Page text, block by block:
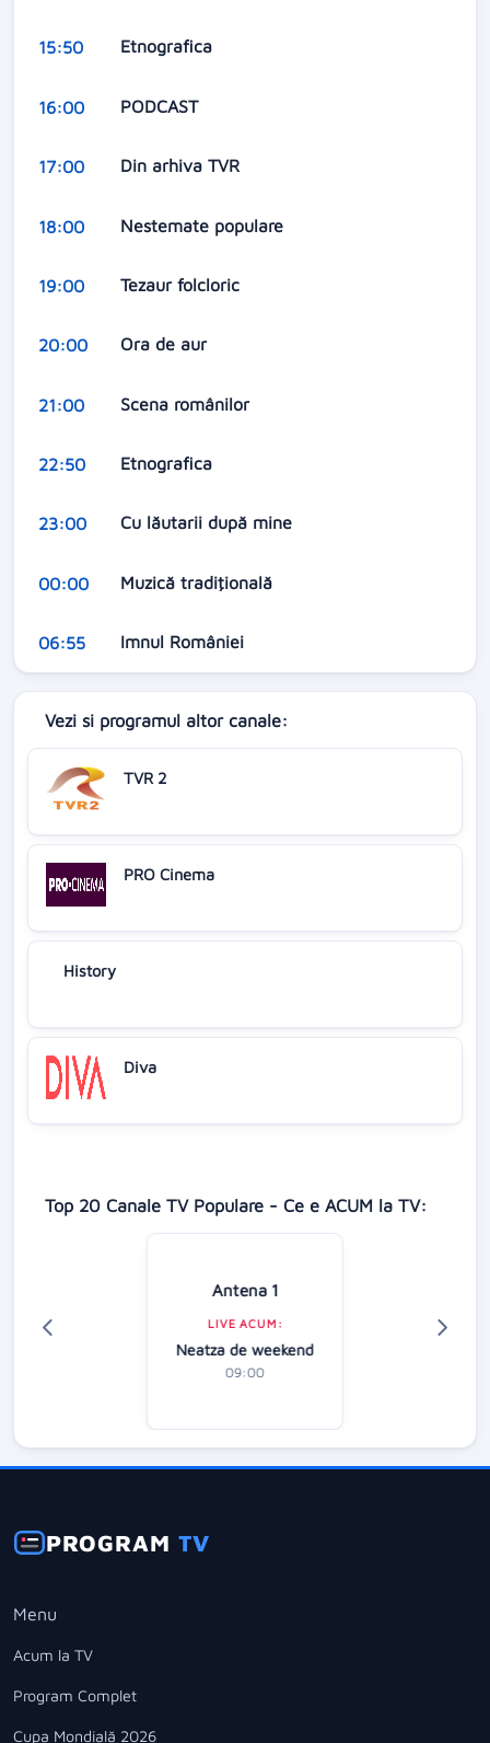
15:50 Etnografica
16:00 PODCAST
17:00 Din arhiva TVR
18:00 Nestemate populare
19:00 Tezaur folcloric
20:00 Ora de aur
21:00 Scena românilor
22:50 Etnografica
23:00 Cu lăutarii după mine
00:00 Muzică tradiţională
06:55 Imnul României
Vezi si programul altor canale:
TVR 2
PRO Cinema
History
Diva
Top 20 Canale TV Populare - Ce e ACUM la TV:
Antena 1
LIVE ACUM:
Neatza de weekend
09:00
PROGRAMTV
Menu
Acum la TV
Program Complet
Cupa Mondială 2026